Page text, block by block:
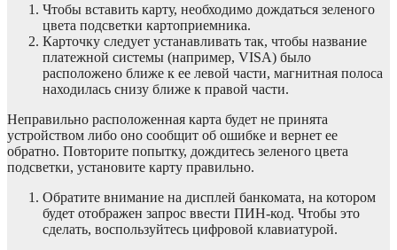
Чтобы вставить карту, необходимо дождаться зеленого
цвета подсветки картоприемника.
Карточку следует устанавливать так, чтобы название
платежной системы (например, VISA) было
расположено ближе к ее левой части, магнитная полоса
находилась снизу ближе к правой части.
Неправильно расположенная карта будет не принята
устройством либо оно сообщит об ошибке и вернет ее
обратно. Повторите попытку, дождитесь зеленого цвета
подсветки, установите карту правильно.
Обратите внимание на дисплей банкомата, на котором
будет отображен запрос ввести ПИН-код. Чтобы это
сделать, воспользуйтесь цифровой клавиатурой.